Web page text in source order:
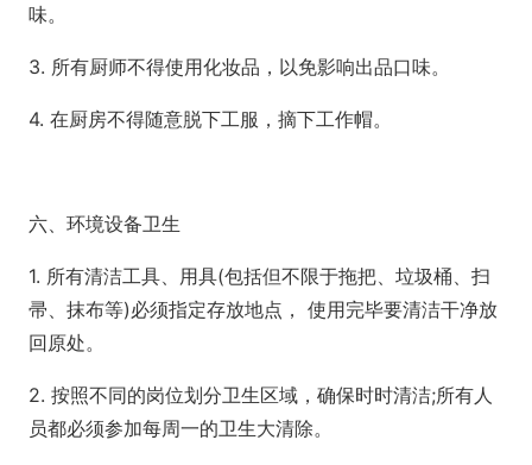
味。
3. 所有厨师不得使用化妆品，以免影响出品口味。
4. 在厨房不得随意脱下工服，摘下工作帽。
六、环境设备卫生
1. 所有清洁工具、用具(包括但不限于拖把、垃圾桶、扫
帚、抹布等)必须指定存放地点， 使用完毕要清洁干净放
回原处。
2. 按照不同的岗位划分卫生区域，确保时时清洁;所有人
员都必须参加每周一的卫生大清除。